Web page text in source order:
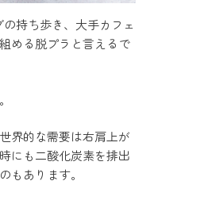
持ち歩き、大手カフェ
める脱プラと言えるで
界的な需要は右肩上が
にも二酸化炭素を排出
あります。